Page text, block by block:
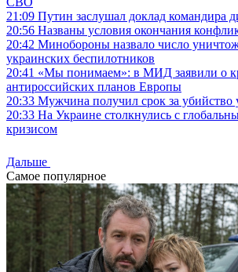
21:09 Путин заслушал доклад командира
20:56 Названы условия окончания
20:42 Минобороны назвало число
украинских беспилотников
20:41 «Мы понимаем»: в МИД заявили о
антироссийских планов Европы
20:33 Мужчина получил срок за
20:33 На Украине столкнулись с
кризисом
Дальше
Самое популярное